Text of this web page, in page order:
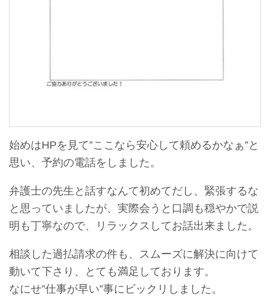
始めはHPを見て”ここなら安心して頼めるかなぁ”と
思い、予約の電話をしました。
弁護士の先生と話すなんて初めてだし、緊張するな
と思っていましたが、実際会うと口調も穏やかで説
明も丁寧なので、リラックスしてお話出来ました。
相談した過払請求の件も、スムーズに解決に向けて
動いて下さり、とても満足しております。
なにせ”仕事が早い”事にビックリしました。